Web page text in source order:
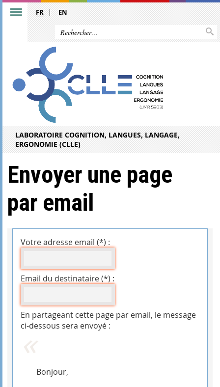
FR EN
LABORATOIRE COGNITION, LANGUES, LANGAGE,
ERGONOMIE (CLLE)
Envoyer une page
par email
Votre adresse email (*) :
Email du destinataire (*) :
En partageant cette page par email, le message
ci-dessous sera envoyé :
Bonjour,